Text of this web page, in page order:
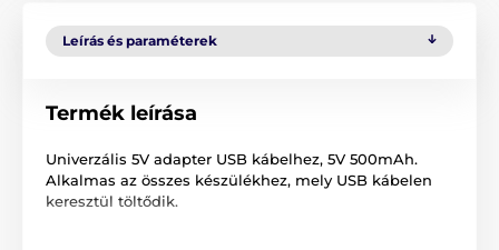
Leírás és paraméterek
Termék leírása
Univerzális 5V adapter USB kábelhez, 5V 500mAh.
Alkalmas az összes készülékhez, mely USB kábelen
keresztül töltődik.